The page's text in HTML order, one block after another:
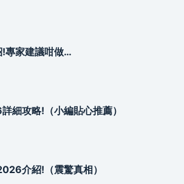
專家建議咁做…
細攻略!（小編貼心推薦）
介紹!（震驚真相）